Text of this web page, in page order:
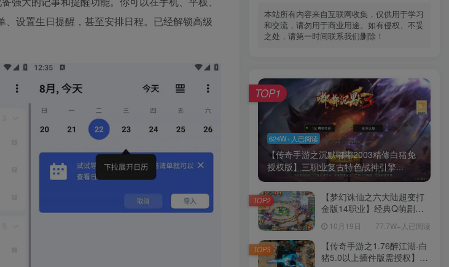
设置生日提醒，甚至安排日程。已经解锁高级
本站所有内容来自互联网收集，仅供用于学习
和交流，请勿用于商业用途。如有侵权、不妥
之处，请第一时间联系我们删除！
624W+人已阅读
【传奇手游之沉默嘟嘟2003精修白猪免
授权版】三职业复古特色战神引擎...
TOP1
【梦幻诛仙之六大陆超变打
金版14职业】经典Q萌剧情
Linux服务端源码视频架设教
程-新版多功能GM网页后台
工具-安卓苹果IOS双端版
10月19日 77.7W+人已阅读
TOP2
【传奇手游之1.76醉江湖-白
猪5.0以上插件版需授权】三
TOP3